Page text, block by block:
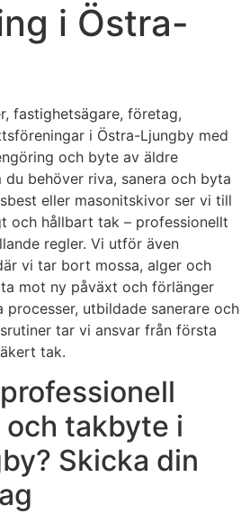
i Östra-
fastighetsägare, företag,
i Östra-Ljungby med
och byte av äldre
behöver riva, sanera och byta
eller masonitskivor ser vi till
och hållbart tak – professionellt
regler. Vi utför även
vi tar bort mossa, alger och
mot ny påväxt och förlänger
processer, utbildade sanerare och
tar vi ansvar från första
tak.
takbyte i
Skicka din